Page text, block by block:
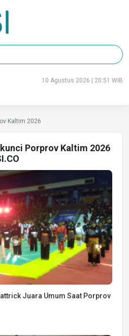
10 Agustus 2026 | 20:51 WIB
Kaltim 2026
Porprov Kaltim 2026
Juara Umum Saat Porprov